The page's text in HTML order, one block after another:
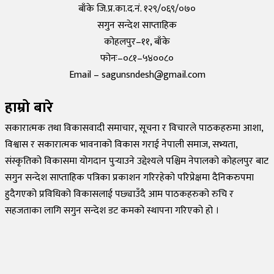
बाँके जि.प्र.का.द.नं. १२९/०६९/०७०
सगुन सन्देश साप्ताहिक
कोहलपुर–११, बाँके
फोनः–०८१–५४००८०
Email – sagunsndesh@gmail.com
हाम्रो बारे
सकारात्मक तथा विकासवादी समाचार, सूचना र विचारले पाठकहरुमा आशा,
विश्वास र सकारात्मक भावनाको विकास गराई नेपाली समाज, सभ्यता,
संस्कृतिको विकासमा योगदान पुर्‍याउने उद्देश्यले पश्चिम नेपालको कोहलपुर बाट
सगुन सन्देश साप्ताहिक पत्रिका प्रकाशन गरिरहेको परिप्रेक्षमा दैनिकरुपमा
हुदैगएको प्रविधिको विकासलाई पछ्याउँदै आम पाठकहरुको रुचि र
सहजताका लागि सगुन सन्देश डट कमको स्थापना गरिएको हो ।